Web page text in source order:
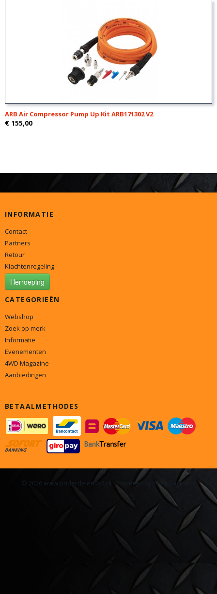
ARB Air Compressor Pump Up Kit ARB171302 V2
€ 155,00
INFORMATIE
Contact
Partners
Retour
Klachtenregeling
Herroeping
CATEGORIEËN
Webshop
Zoek op merk
Informatie
Evenementen
4WD Magazine
Aanbiedingen
BETAALMETHODES
© 2026 www.onderdelen4x4.nl - Powered by Shoppagina.nl